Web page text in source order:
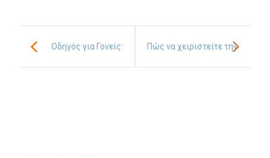
Οδηγός για Γονείς: Πώς να χειριστείτε την